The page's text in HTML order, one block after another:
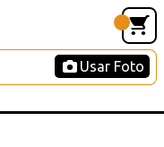
Usar Foto